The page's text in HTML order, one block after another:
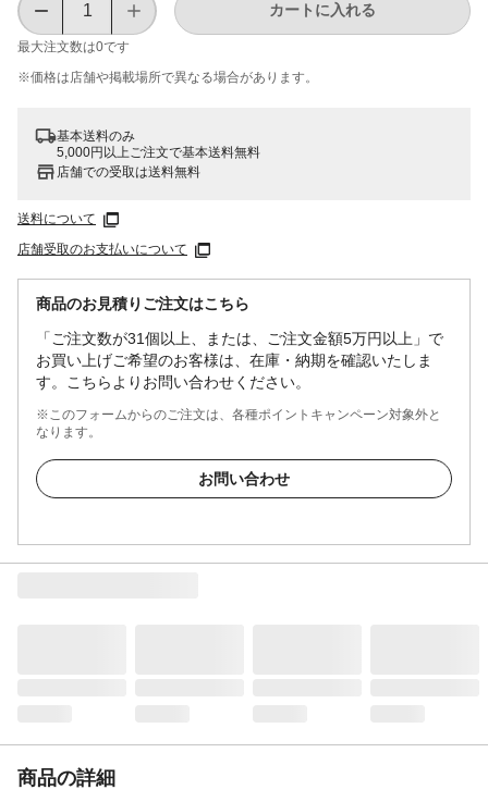
最大注文数は0です
カートに入れる
※価格は​店舗や​掲載場所で​異なる​場合が​あります。
基本送料のみ
5,000円以上ご注文で基本送料無料
店舗での受取は送料無料
送料について
店舗受取のお支払いについて
商品のお見積りご注文はこちら
「ご注文数が31個以上、または、ご注文金額5万円以上」で
お買い上げご希望のお客様は、在庫・納期を確認いたしま
す。こちらよりお問い合わせください。
※このフォームからのご注文は、各種ポイントキャンペーン対象外と
なります。
お問い合わせ
商品の詳細